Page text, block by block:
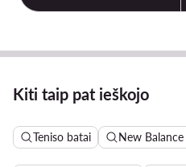
Kiti taip pat ieškojo
Teniso batai New